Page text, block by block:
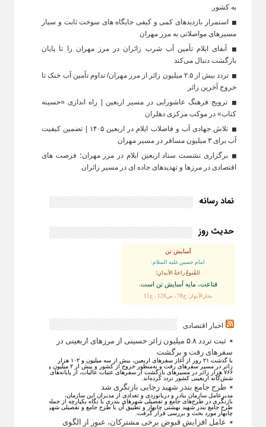
به کشور
استمرار بازدیدهای کمی و کیفی جایگاه‌ های سوخت ثابت و سیار
مسیرهای مواصلاتی به مرز مهران
آبفای ایلام تأمین آب شرب زائران در مرز مهران را تا پایان
بازگشت دنبال می‌کند
تردد بیش از ۲.۵ میلیون زائر از مرز مهران/ تداوم تأمین آب خنک تا
خروج آخرین زائر
ترویج فرهنگ عاشورایی در مسیر اربعین | راه‌ اندازی «حسینه
کتاب» در موکب مرکزی دهلران
تلاش جهادی آب و فاضلاب ایلام در اربعین ۱۴۰۵ | تضمین کیفیت
آب برای ۳ میلیون مسافر در مسیر مهران
برگزاری نشست ستاد اربعین ایلام در مرز مهران؛ فرصت‌ های
اقتصادی در مرزها و تهدیدهای جاده‌ ای در مسیر زائران
نماد رسانه
حدیث روز
آسایش تن
امام حسین علیه السلام:
القُنوعُ راحَةُ الأبدانِ؛
قناعت، مايه آسايش تن است.
بحارالأنوار: ج78 ، ص128 ، ح11
اخبار اقتصادی
ثبت تردد ۵.۸ میلیون زائر حسینی از مرزهای اربعینی در
سفرهای رفت و برگشت
با گذشت ۲۱ روز از آغاز سفرهای اربعین، بیش از سه میلیون و ۱۰۲ هزار
زائر در مسیر سفرهای رفت و به‌منظور خروج از کشور و بیش از ۲ میلیون و
۷۶۶ هزار زائر در مسیرهای بازگشت از سفرهای عتبات عالیات، از پایانه‌های
شش‌گانه اربعینی کشور تردد کرده‌اند.
طرح جامع بندر شهید رجایی بازنگری شد
مدیرعامل سازمان بنادر و دریانوردی و تعدادی از مدیران این سازمان،
بازنگری در طرح‌های جامع و تفصیلی شهر‌های بندری با نگاه یکپارچه از جمله
طرح جامع بندر شهید بهشتی چابهار و تطبیق آن با طرح جامع و تفصیلی شهر
چابهار مورد بحث و بررسی قرار گرفت.
عامل افزایش قبوض برخی مشترکان، عبور از الگوی